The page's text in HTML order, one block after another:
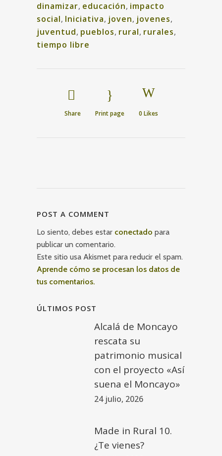
dinamizar, educación, impacto
social, Iniciativa, joven, jovenes,
juventud, pueblos, rural, rurales,
tiempo libre
Share Print page 0 Likes
POST A COMMENT
Lo siento, debes estar conectado para
publicar un comentario.
Este sitio usa Akismet para reducir el spam.
Aprende cómo se procesan los datos de
tus comentarios.
ÚLTIMOS POST
Alcalá de Moncayo
rescata su
patrimonio musical
con el proyecto «Así
suena el Moncayo»
24 julio, 2026
Made in Rural 10.
¿Te vienes?